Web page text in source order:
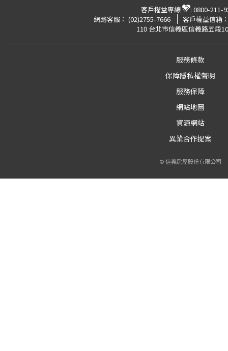
客戶權益專線 : 0800-211-
網路客服： (02)2755-7666
客戶權益信箱
110 台北市信義區信義路五段
服務條款
保障隱私權聲明
服務保障
網站地圖
資源網站
異業合作提案
© 信義房屋股份有限公司